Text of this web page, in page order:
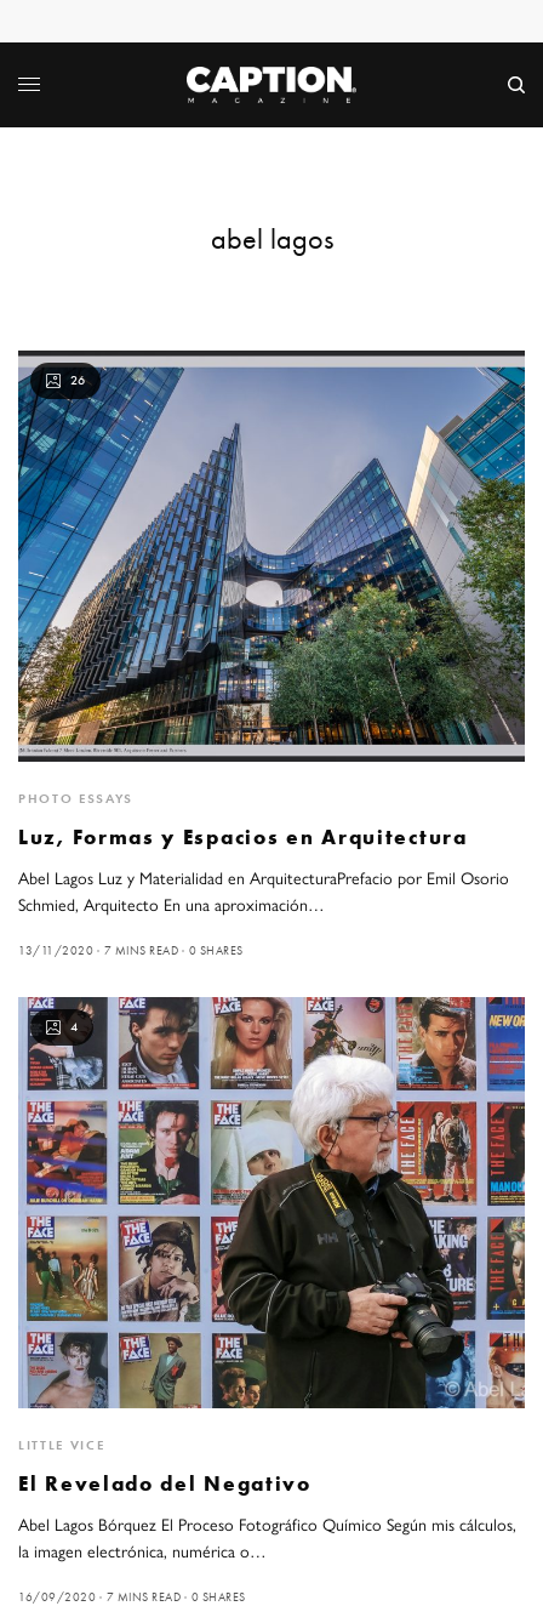
abel lagos
26
PHOTO ESSAYS
Luz, Formas y Espacios en Arquitectura
Abel Lagos Luz y Materialidad en ArquitecturaPrefacio por Emil Osorio
Schmied, Arquitecto En una aproximación…
13/11/2020 7 MINS READ 0 SHARES
4
LITTLE VICE
El Revelado del Negativo
Abel Lagos Bórquez El Proceso Fotográfico Químico Según mis cálculos,
la imagen electrónica, numérica o…
16/09/2020 7 MINS READ 0 SHARES